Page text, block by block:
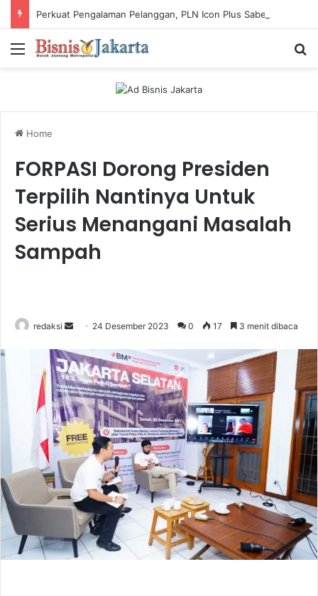
Menu
Home
FORPASI Dorong Presiden
Terpilih Nantinya Untuk
Serius Menangani Masalah
Sampah
redaksi
n
d
a
n
m
i
l
24 Desember 2023 0 17 3 menit dibaca